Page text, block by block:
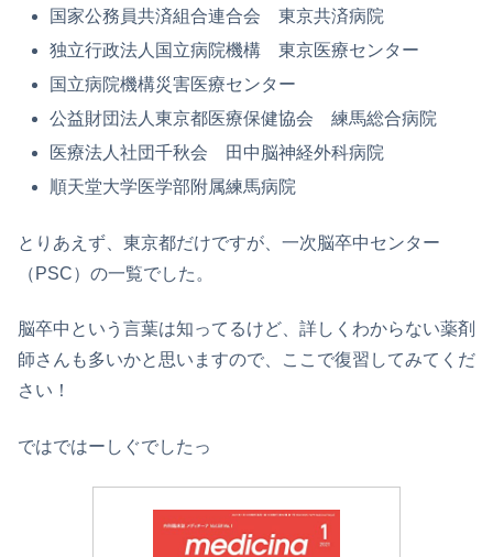
国家公務員共済組合連合会 東京共済病院
独立行政法人国立病院機構 東京医療センター
国立病院機構災害医療センター
公益財団法人東京都医療保健協会 練馬総合病院
医療法人社団千秋会 田中脳神経外科病院
順天堂大学医学部附属練馬病院
とりあえず、東京都だけですが、一次脳卒中センター
（PSC）の一覧でした。
脳卒中という言葉は知ってるけど、詳しくわからない薬剤
師さんも多いかと思いますので、ここで復習してみてくだ
さい！
ではではーしぐでしたっ